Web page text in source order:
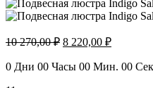
10 270,00₽ Первоначальная
составляла
8 220,00 ₽Текущая
8
0 Дни 00 Часы 00 Мин. 00